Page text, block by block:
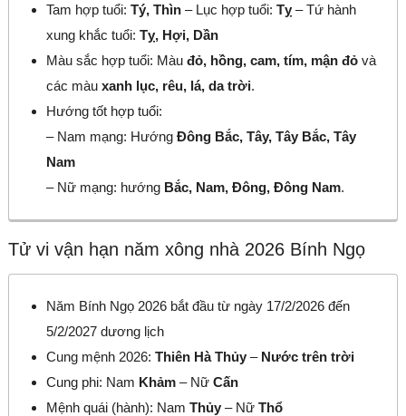
Tam hợp tuổi:Tý, Thìn – Lục hợp tuổi:Tỵ – Tứ hành
xung khắc tuổi:Tỵ, Hợi, Dần
Màu sắc hợp tuổi: Màuđỏ, hồng, cam, tím, mận đỏ và
các màuxanh lục, rêu, lá, da trời.
Hướng tốt hợp tuổi:
– Nam mạng: HướngĐông Bắc, Tây, Tây Bắc, Tây
Nam
– Nữ mạng: hướng Bắc, Nam, Đông, Đông Nam.
Tử vi vận hạn năm xông nhà 2026 Bính Ngọ
Năm Bính Ngọ 2026 bắt đầu từ ngày 17/2/2026 đến
5/2/2027 dương lịch
Cung mệnh 2026:Thiên Hà Thủy – Nước trên trời
Cung phi: Nam Khảm – NữCấn
Mệnh quái (hành): NamThủy – NữThổ